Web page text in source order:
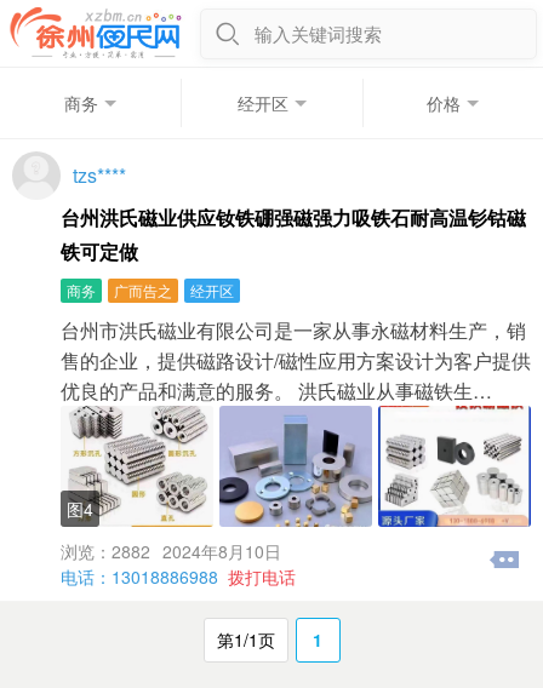
输入关键词搜索
商务 经开区 价格
tzs****
台州洪氏磁业供应钕铁硼强磁强力吸铁石耐高温钐钴磁
铁可定做
商务 广而告之 经开区
台州市洪氏磁业有限公司是一家从事永磁材料生产，销
售的企业，提供磁路设计/磁性应用方案设计为客户提供
优良的产品和满意的服务。 洪氏磁业从事磁铁生…
图4
浏览：2882 2024年8月10日
电话：13018886988 拨打电话
第1/1页 1